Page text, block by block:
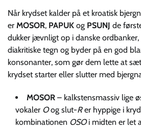
Når krydset kalder på et kroatisk
er MOSOR, PAPUK og PSUNJ de
dukker jævnligt op i danske
diakritiske tegn og byder på en god
konsonanter, som gør dem lette at
krydset starter eller slutter med
MOSOR – kalkstensmassiv lige
vokaler Oog slut-Rer hyppige i
kombinationen OSOi midten er let